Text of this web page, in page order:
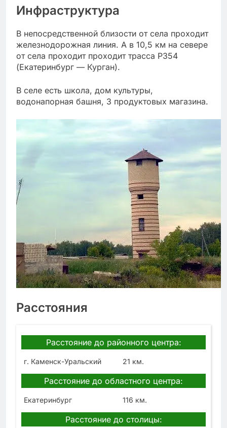
Инфраструктура
В непосредственной близости от села проходит
железнодорожная линия. А в 10,5 км на севере
от села проходит проходит трасса Р354
(Екатеринбург — Курган).
В селе есть школа, дом культуры,
водонапорная башня, 3 продуктовых магазина.
Расстояния
Расстояние до районного центра:
г. Каменск-Уральский 21 км.
Расстояние до областного центра:
Екатеринбург 116 км.
Расстояние до столицы: